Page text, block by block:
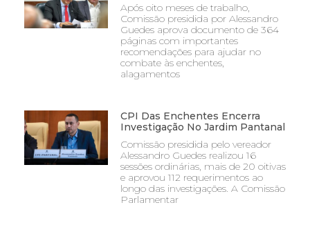
Após oito meses de trabalho,
Comissão presidida por Alessandro
Guedes aprova documento de 364
páginas com importantes
recomendações para ajudar no
combate às enchentes,
alagamentos
CPI Das Enchentes Encerra
Investigação No Jardim Pantanal
Comissão presidida pelo vereador
Alessandro Guedes realizou 16
sessões ordinárias, mais de 20 oitivas
e aprovou 112 requerimentos ao
longo das investigações. A Comissão
Parlamentar